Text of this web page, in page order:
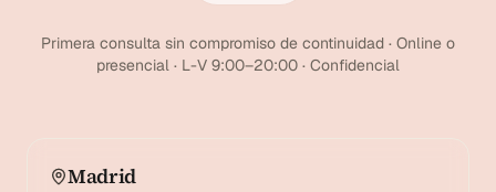
Primera consulta sin compromiso de continuidad · Online o
presencial · L-V 9:00–20:00 · Confidencial
Madrid